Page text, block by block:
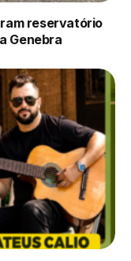
reservatório
Genebra